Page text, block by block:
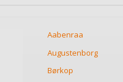
Aabenraa
Augustenborg
Børkop